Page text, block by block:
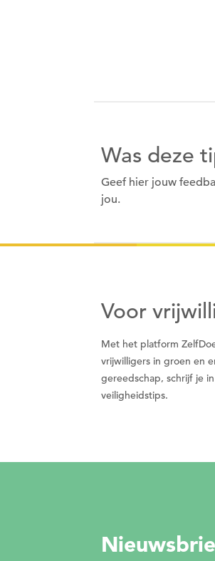
Was deze
Geef hier jouw
jou.
Voor
Met het platform
vrijwilligers in groen en
gereedschap, schrijf je
veiligheidstips.